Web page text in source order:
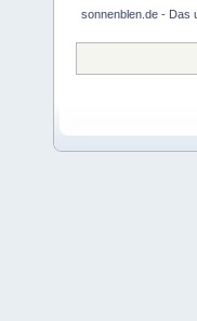
sonnenblen.de - Das